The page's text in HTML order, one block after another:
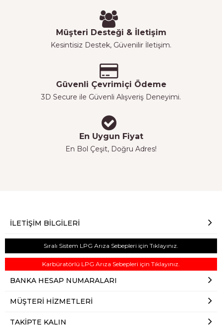
Müşteri Desteği & İletişim
Kesintisiz Destek, Güvenilir İletişim.
Güvenli Çevrimiçi Ödeme
3D Secure ile Güvenli Alışveriş Deneyimi.
En Uygun Fiyat
En Bol Çeşit, Doğru Adres!
İLETIŞIM BILGILERI
Sıralı Sistem LPG Arıza Sebepleri için Tıklayınız.
Karbüratörlü LPG Arıza Sebepleri için Tıklayınız.
BANKA HESAP NUMARALARI
MÜŞTERI HIZMETLERI
TAKIPTE KALIN